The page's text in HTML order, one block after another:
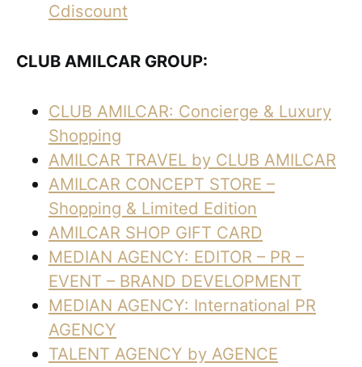
Cdiscount
CLUB AMILCAR GROUP:
CLUB AMILCAR: Concierge & Luxury
Shopping
AMILCAR TRAVEL by CLUB AMILCAR
AMILCAR CONCEPT STORE –
Shopping & Limited Edition
AMILCAR SHOP GIFT CARD
MEDIAN AGENCY: EDITOR – PR –
EVENT – BRAND DEVELOPMENT
MEDIAN AGENCY: International PR
AGENCY
TALENT AGENCY by AGENCE